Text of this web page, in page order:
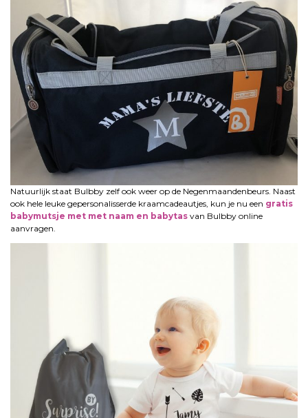
Natuurlijk staat Bulbby zelf ook weer op de Negenmaandenbeurs. Naast
ook hele leuke gepersonalisserde kraamcadeautjes, kun je nu een gratis
babymutsje met met naam en babytas van Bulbby online
aanvragen.